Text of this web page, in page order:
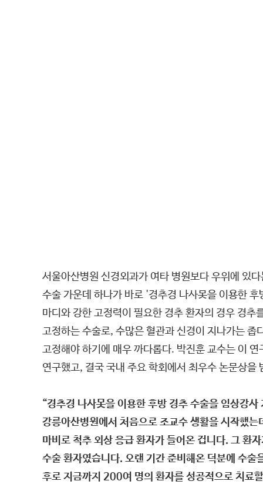
서울아산병원 신경외과가 여타 병원보다 우위에 있
수술 가운데 하나가 바로 '경추경 나사못을 이용한
마디와 강한 고정력이 필요한 경추 환자의 경우 경추
고정하는 수술로, 수많은 혈관과 신경이 지나가는 좁
고정해야 하기에 매우 까다롭다. 박진훈 교수는 이
연구했고, 결국 국내 주요 학회에서 최우수 논문상을
“경추경 나사못을 이용한 후방 경추 수술을 임상강
강릉아산병원에서 처음으로 조교수 생활을 시작했는
마비로 척추 외상 응급 환자가 들어온 겁니다. 그 환
수술 환자였습니다. 오랜 기간 준비해온 덕분에 수술
후로 지금까지 200여 명의 환자를 성공적으로 치료